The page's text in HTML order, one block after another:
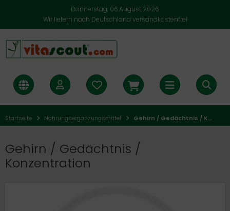
Donnerstag, 06.August 2026
Wir liefern nach Deutschland versandkostenfrei
Startseite Nahrungsergänzungsmittel Gehirn / Gedächtnis / Konzentration
Gehirn / Gedächtnis /
Konzentration